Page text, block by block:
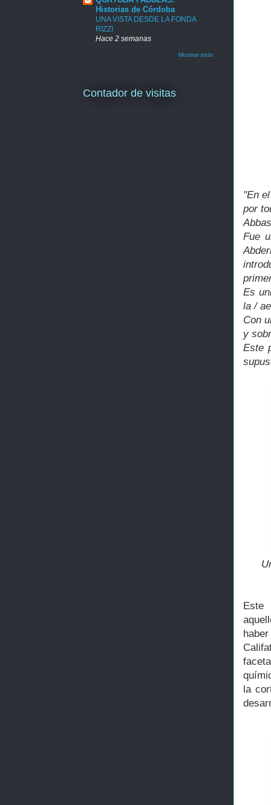
"En
por
Fue
Es
la /
Con
y
Este
Este
la
Historias de Córdoba
UNA VISTA DESDE LA FONDA
RIZZI
Hace 2 semanas
Mostrar todo
Contador de visitas